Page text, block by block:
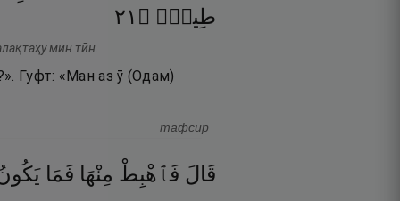
طِينٍۢ ۝ ١٢
мин тӣн.
Гуфт: «Ман аз ӯ (Одам)
тафсир
قَالَ فَٱهْبِطْ مِنْهَا فَمَا